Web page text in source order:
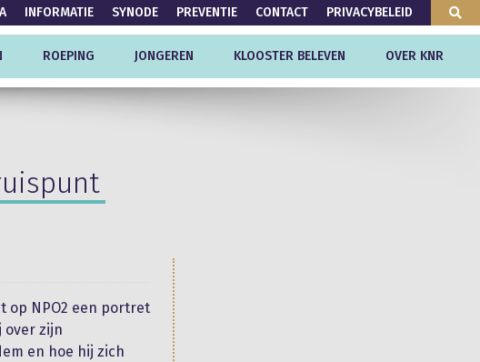
INFORMATIE SYNODE PREVENTIE CONTACT PRIVACYBELEID
ROEPING JONGEREN KLOOSTER BELEVEN OVER KNR
op NPO2 een portret
over zijn
en hoe hij zich